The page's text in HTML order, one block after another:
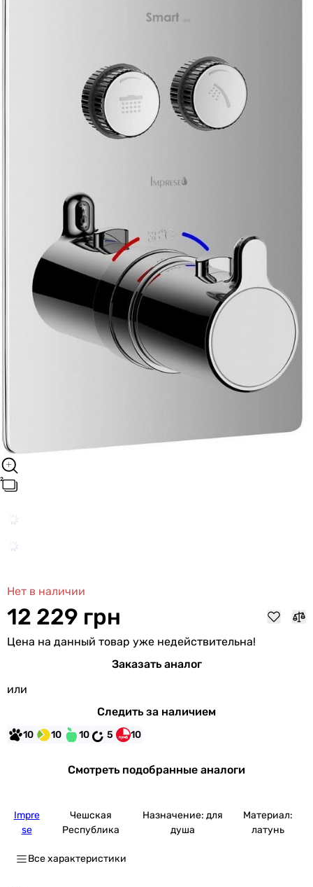
Нет в наличии
12 229 грн
Цена на данный товар уже недействительна!
Заказать аналог
или
Следить за наличием
10 10 10 5 10
Смотреть подобранные аналоги
Impre
se
Чешская
Республика
Назначение: для
душа
Материал:
латунь
Все характеристики